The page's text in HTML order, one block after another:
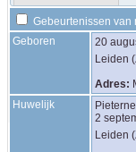
Gebeurtenissen van
Geboren
20
Leiden
Adres:
Huwelijk
2
Leiden